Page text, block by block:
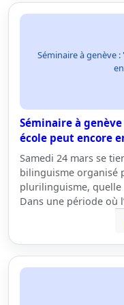
Séminaire à genève
Séminaire à
école peut encore
Samedi 24 mars se
bilinguisme organisé
plurilinguisme, quelle
Dans une période où